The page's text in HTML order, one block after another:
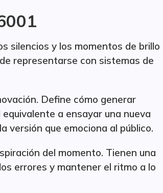
silencios y los momentos de brillo
representarse con sistemas de
Define cómo generar
a ensayar una nueva
versión que emociona al público.
del momento. Tienen una
errores y mantener el ritmo a lo